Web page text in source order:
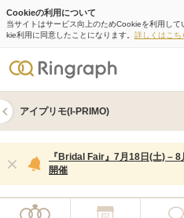
Cookieの利用について
当サイトはサービス向上のためCookieを利用し
kie利用に同意したことになります。 詳しくはこち
アイプリモ(I-PRIMO)
『Bridal Fair』7月18日(土) –
開催